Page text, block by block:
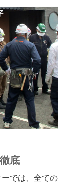
底
では、全て